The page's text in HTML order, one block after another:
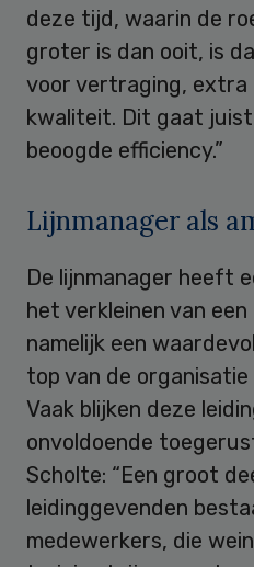
deze tijd, waarin de
groter is dan ooit, is
voor vertraging, extra
kwaliteit. Dit gaat
beoogde efficiency.”
Lijnmanager als
De lijnmanager heeft
het verkleinen van
namelijk een
top van de
Vaak blijken deze
onvoldoende
Scholte: “Een groot
leidinggevenden
medewerkers, die